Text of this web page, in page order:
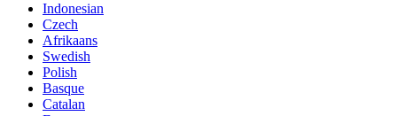
Indonesian
Czech
Afrikaans
Swedish
Polish
Basque
Catalan